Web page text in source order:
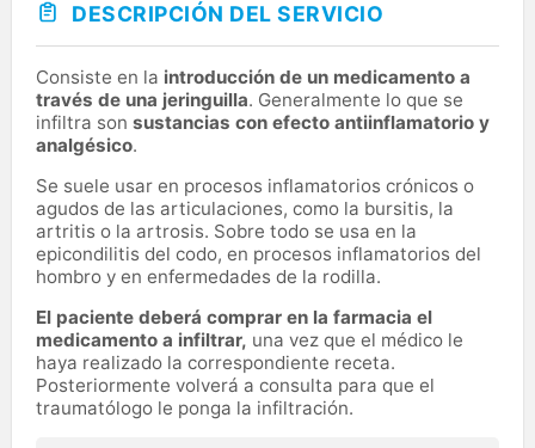
DESCRIPCIÓN DEL SERVICIO
Consiste en la introducción de un medicamento a
través de una jeringuilla. Generalmente lo que se
infiltra son sustancias con efecto antiinflamatorio y
analgésico.
Se suele usar en procesos inflamatorios crónicos o
agudos de las articulaciones, como la bursitis, la
artritis o la artrosis. Sobre todo se usa en la
epicondilitis del codo, en procesos inflamatorios del
hombro y en enfermedades de la rodilla.
El paciente deberá comprar en la farmacia el
medicamento a infiltrar, una vez que el médico le
haya realizado la correspondiente receta.
Posteriormente volverá a consulta para que el
traumatólogo le ponga la infiltración.